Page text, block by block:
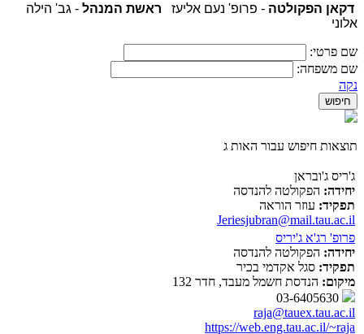
דקאן הפקולטה - פרופ' נעם אליעז ראשת המנהל - גב' הילה
אלוני
שם פרטי:
שם משפחה:
נקה
תוצאות חיפוש עבור האות ג
ג'ריס ג'ובראן
יחידה: הפקולטה להנדסה
תפקיד: עוזר הוראה
Jeriesjubran@mail.tau.ac.il
פרופ' רג'א ג'יריס
יחידה: הפקולטה להנדסה
תפקיד: סגל אקדמי בכיר
מיקום: הנדסת חשמל מעבד, חדר 132
raja@tauex.tau.ac.il
https://web.eng.tau.ac.il/~raja